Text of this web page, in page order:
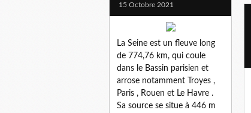
15 Octobre 2021
La Seine est un fleuve long
de 774,76 km, qui coule
dans le Bassin parisien et
arrose notamment Troyes ,
Paris , Rouen et Le Havre .
Sa source se situe à 446 m